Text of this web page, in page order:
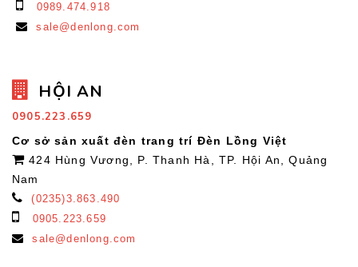
0989.474.918
sale@denlong.com
HỘI AN
0905.223.659
Cơ sở sản xuất đèn trang trí Đèn Lồng Việt
424 Hùng Vương, P. Thanh Hà, TP. Hội An, Quảng
Nam
(0235)3.863.490
0905.223.659
sale@denlong.com